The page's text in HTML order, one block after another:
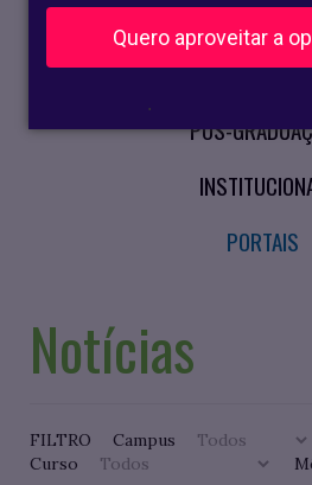
Quero aproveitar a
.
CURSOS
PÓS-
PORTAIS
Notícias
FILTRO
Campus
Curso